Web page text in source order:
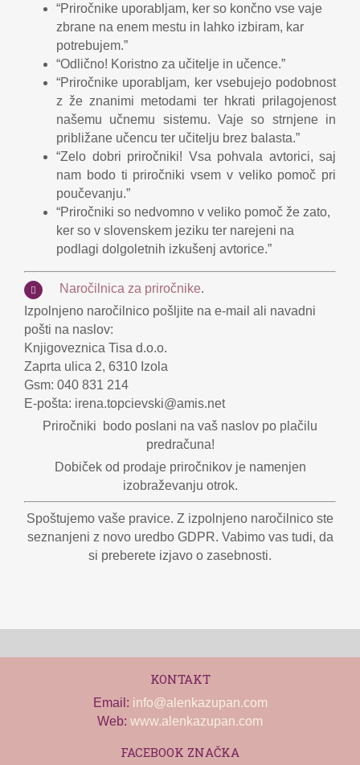
“Priročnike uporabljam, ker so končno vse vaje
zbrane na enem mestu in lahko izbiram, kar
potrebujem.”
“Odlično! Koristno za učitelje in učence.”
“Priročnike uporabljam, ker vsebujejo podobnost
z že znanimi metodami ter hkrati prilagojenost
našemu učnemu sistemu. Vaje so strnjene in
približane učencu ter učitelju brez balasta.”
“Zelo dobri priročniki! Vsa pohvala avtorici, saj
nam bodo ti priročniki vsem v veliko pomoč pri
poučevanju.”
“Priročniki so nedvomno v veliko pomoč že zato,
ker so v slovenskem jeziku ter narejeni na
podlagi dolgoletnih izkušenj avtorice.”
Naročilnica za priročnike.
Izpolnjeno naročilnico pošljite na e-mail ali navadni
pošti na naslov:
Knjigoveznica Tisa d.o.o.
Zaprta ulica 2, 6310 Izola
Gsm: 040 831 214
E-pošta: irena.topcievski@amis.net
Priročniki bodo poslani na vaš naslov po plačilu
predračuna!
Dobiček od prodaje priročnikov je namenjen
izobraževanju otrok.
Spoštujemo vaše pravice. Z izpolnjeno naročilnico ste
seznanjeni z novo uredbo GDPR. Vabimo vas tudi, da
si preberete izjavo o zasebnosti.
KONTAKT
Email: info@alenkazupan.com
Web: www.alenkazupan.com
FACEBOOK ZNAČKA